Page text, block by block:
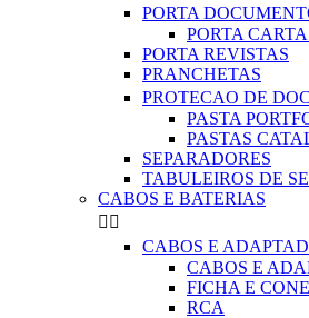
PORTA
PORTA
PORTA REVISTAS
PRANCHETAS
PROTECAO DE
PASTA
PASTAS
SEPARADORES
TABULEIROS DE
CABOS E BATERIAS
 
CABOS E
CABOS E
FICHA E
RCA